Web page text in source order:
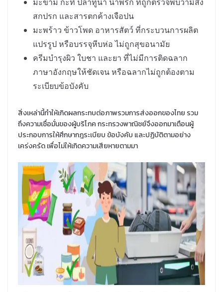
สกปรก และสารตกค้างเจือปน
มะพร้าว ข้าวโพด อาหารสัตว์ ที่กระบวนการผลิต
แปรรูป หรือบรรจุหีบห่อ ไม่ถูกสุขอนามัย
ครีมบำรุงผิว ใบชา และยา ที่ไม่มีการติดฉลาก
ภาษาอังกฤษให้ชัดเจน หรือฉลากไม่ถูกต้องตาม
ระเบียบข้อบังคับ
สิ่งเหล่านี้ทำให้เกิดผลกระทบต่อภาพรวมการส่งออกของไทย รวม
ถึงความเชื่อมั่นของผู้บริโภค กระทรวงพาณิชย์จึงออกมาเตือนผู้
ประกอบการให้ศึกษากฎระเบียบ ข้อบังคับ และปฏิบัติตามอย่าง
เคร่งครัด เพื่อไม่ให้เกิดความเสียหายตามมา